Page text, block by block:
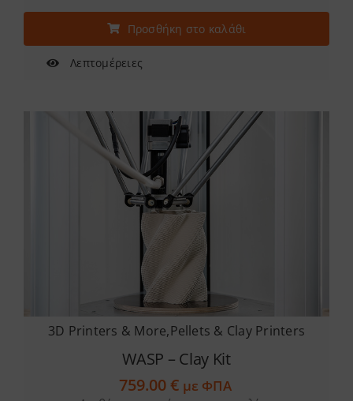
Προσθήκη στο καλάθι
Λεπτομέρειες
3D Printers & More,Pellets & Clay Printers
WASP – Clay Kit
759.00€ με ΦΠΑ